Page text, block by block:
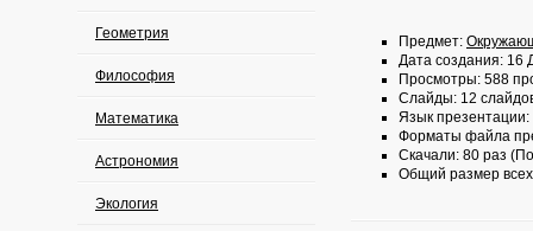
Геометрия
Философия
Математика
Астрономия
Экология
Предмет:
Дата создания: 16
Просмотры: 588
Слайды: 12
Язык презентации:
Форматы файла
Скачали: 80 раз
Общий размер